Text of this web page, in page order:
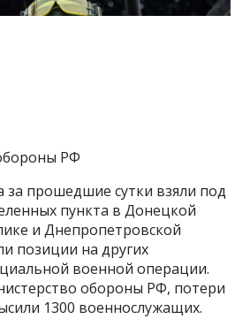
РФ
за прошедшие сутки взяли под
пункта в Донецкой
и Днепропетровской
позиции на других
военной операции.
обороны РФ, потери
1300 военнослужащих.